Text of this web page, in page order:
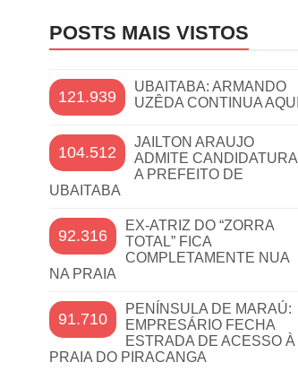
POSTS MAIS VISTOS
121.939
UBAITABA: ARMANDO
UZÊDA CONTINUA AQUI
104.512
JAILTON ARAUJO
ADMITE CANDIDATURA
A PREFEITO DE
UBAITABA
92.316
EX-ATRIZ DO “ZORRA
TOTAL” FICA
COMPLETAMENTE NUA
NA PRAIA
91.710
PENÍNSULA DE MARAÚ:
EMPRESÁRIO FECHA
ESTRADA DE ACESSO À
PRAIA DO PIRACANGA